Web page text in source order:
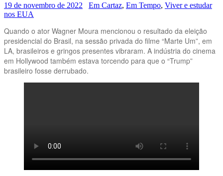
19 de novembro de 2022 Em Cartaz, Em Tempo, Viver e estudar
nos EUA
Quando o ator Wagner Moura mencionou o resultado da eleição
presidencial do Brasil, na sessão privada do filme “Marte Um”, em
LA, brasileiros e gringos presentes vibraram. A indústria do cinema
em Hollywood também estava torcendo para que o “Trump”
brasileiro fosse derrubado.